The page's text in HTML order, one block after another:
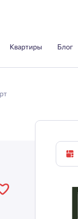
Квартиры Блог